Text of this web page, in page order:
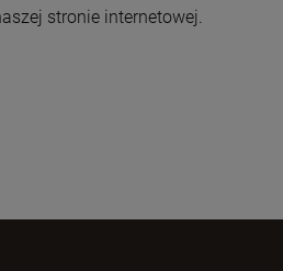
stronie internetowej.